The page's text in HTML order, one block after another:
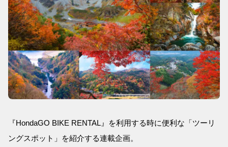
『HondaGO BIKE RENTAL』を利用する時に便利な「ツーリ
ングスポット」を紹介する連載企画。